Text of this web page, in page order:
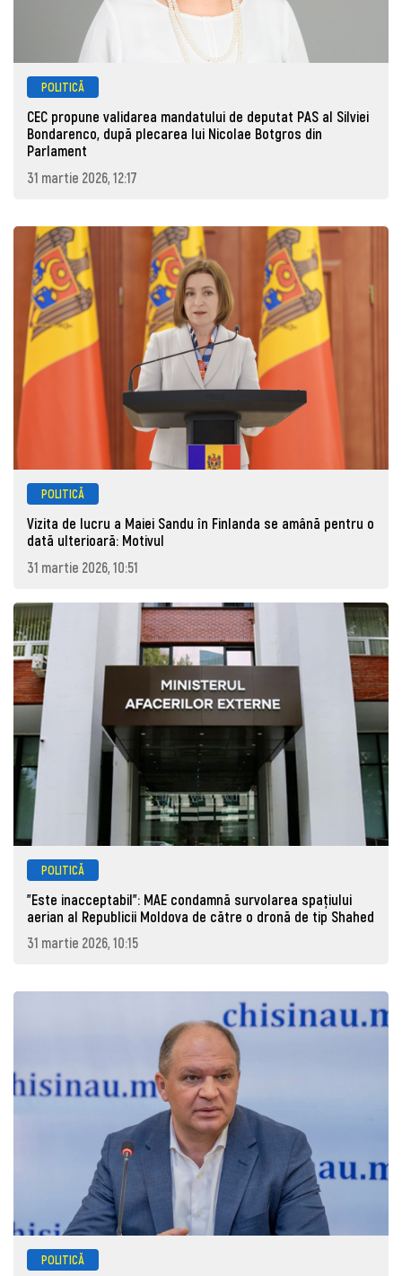
POLITICĂ
CEC propune validarea mandatului de deputat PAS al Silviei
Bondarenco, după plecarea lui Nicolae Botgros din
Parlament
31 martie 2026, 12:17
POLITICĂ
Vizita de lucru a Maiei Sandu în Finlanda se amână pentru o
dată ulterioară: Motivul
31 martie 2026, 10:51
POLITICĂ
"Este inacceptabil": MAE condamnă survolarea spațiului
aerian al Republicii Moldova de către o dronă de tip Shahed
31 martie 2026, 10:15
POLITICĂ